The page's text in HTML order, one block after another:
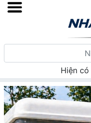
Hiện có